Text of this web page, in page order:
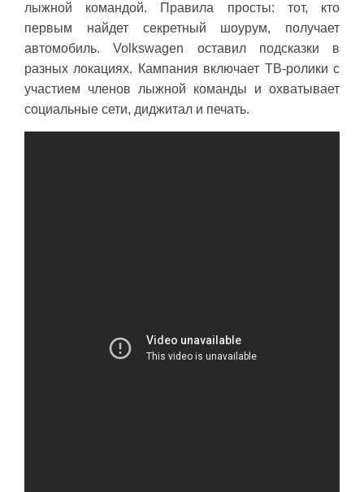
лыжной командой. Правила просты: тот, кто
первым найдет секретный шоурум, получает
автомобиль. Volkswagen оставил подсказки в
разных локациях. Кампания включает ТВ-ролики с
участием членов лыжной команды и охватывает
социальные сети, диджитал и печать.